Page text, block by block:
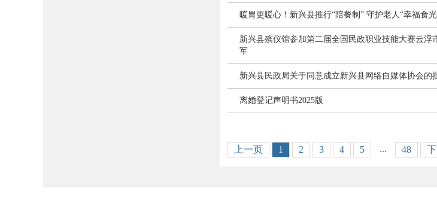
暖胃更暖心！新兴县推行“陪餐制” 守护老人“幸福食
新兴县殡仪馆参加第二届全国民政职业技能大赛云浮
军
新兴县民政局关于同意成立新兴县网络自媒体协会的
离婚登记声明书2025版
上一页 1 2 3 4 5 ... 48